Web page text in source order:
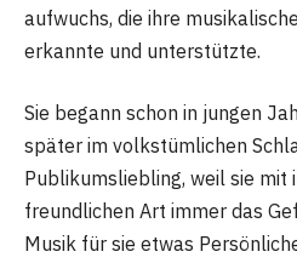
aufwuchs, die ihre
erkannte und unterstützte.
Sie begann schon in jungen
später im volkstümlichen
Publikumsliebling, weil sie mit
freundlichen Art immer das
Musik für sie etwas